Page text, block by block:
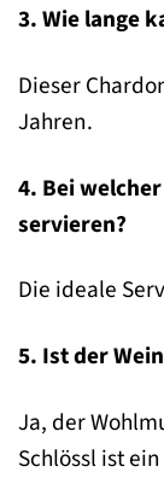
3. Wie lange
Dieser
Jahren.
4. Bei
servieren?
Die ideale
5. Ist der
Ja, der
Schlössl ist